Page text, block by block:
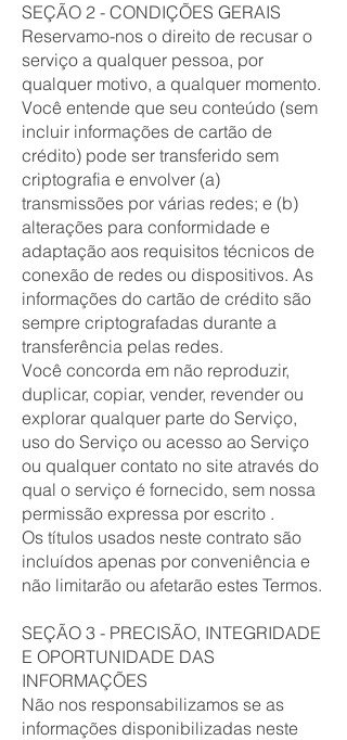
SEÇÃO 2 - CONDIÇÕES GERAIS
Reservamo-nos o direito de recusar o
serviço a qualquer pessoa, por
qualquer motivo, a qualquer momento.
Você entende que seu conteúdo (sem
incluir informações de cartão de
crédito) pode ser transferido sem
criptografia e envolver (a)
transmissões por várias redes; e (b)
alterações para conformidade e
adaptação aos requisitos técnicos de
conexão de redes ou dispositivos. As
informações do cartão de crédito são
sempre criptografadas durante a
transferência pelas redes.
Você concorda em não reproduzir,
duplicar, copiar, vender, revender ou
explorar qualquer parte do Serviço,
uso do Serviço ou acesso ao Serviço
ou qualquer contato no site através do
qual o serviço é fornecido, sem nossa
permissão expressa por escrito .
Os títulos usados neste contrato são
incluídos apenas por conveniência e
não limitarão ou afetarão estes Termos.
SEÇÃO 3 - PRECISÃO, INTEGRIDADE
E OPORTUNIDADE DAS
INFORMAÇÕES
Não nos responsabilizamos se as
informações disponibilizadas neste